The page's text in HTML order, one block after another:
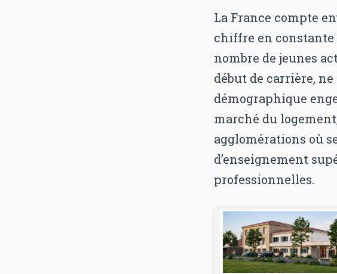
La France compte
chiffre en
nombre de jeunes
début de carrière,
démographique
marché du
agglomérations où
d’enseignement
professionnelles.